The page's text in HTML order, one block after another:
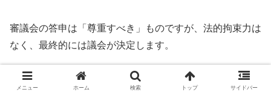
審議会の答申は「尊重すべき」ものですが、法的拘束力は
なく、最終的には議会が決定します。
他の役職との給料比較
メニュー ホーム 検索 トップ サイドバー